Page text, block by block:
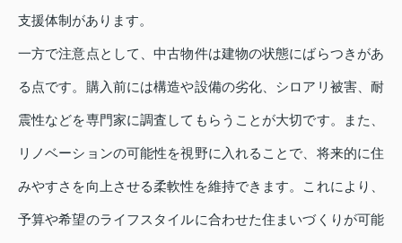
支援体制があります。
一方で注意点として、中古物件は建物の状態にばらつきがあ
る点です。購入前には構造や設備の劣化、シロアリ被害、耐
震性などを専門家に調査してもらうことが大切です。また、
リノベーションの可能性を視野に入れることで、将来的に住
みやすさを向上させる柔軟性を維持できます。これにより、
予算や希望のライフスタイルに合わせた住まいづくりが可能